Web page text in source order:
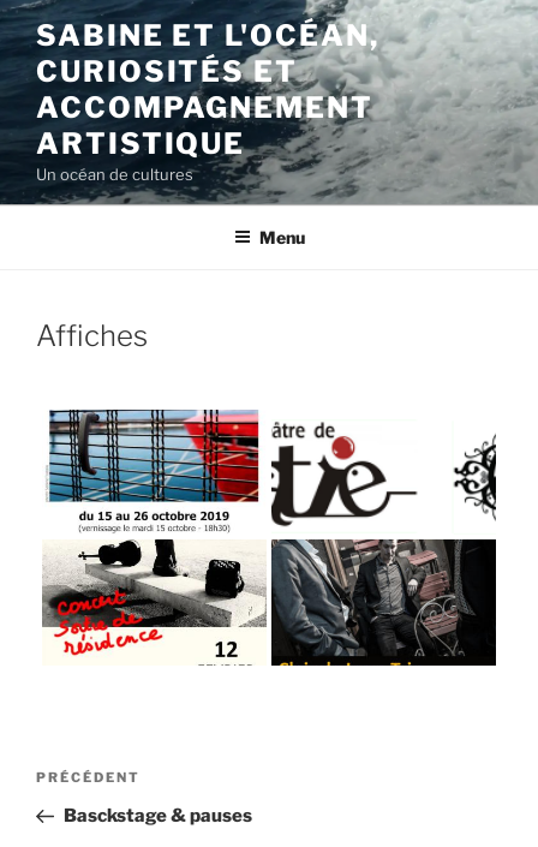
Aller
au
contenu
principal
SABINE ET L'OCÉAN,
CURIOSITÉS ET
ACCOMPAGNEMENT
ARTISTIQUE
Un océan de cultures
Menu
Affiches
Navigation
l’article
Article
précédent
PRÉCÉDENT
Basckstage & pauses